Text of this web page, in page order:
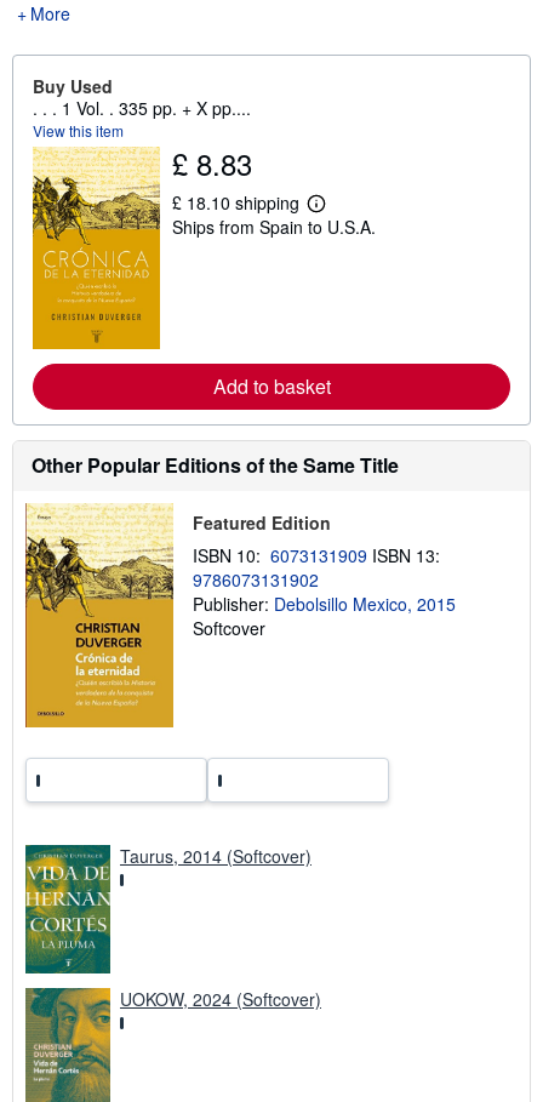
More
Buy Used
. . . 1 Vol. . 335 pp. + X pp....
View this item
£ 8.83
£ 18.10 shipping
L
e
b
o
u
s
p
n
r
Ships from Spain to U.S.A.
Add to basket
Other Popular Editions of the Same Title
Featured Edition
ISBN 10: 6073131909 ISBN 13:
9786073131902
Publisher: Debolsillo Mexico, 2015
Softcover
Taurus, 2014 (Softcover)
UOKOW, 2024 (Softcover)